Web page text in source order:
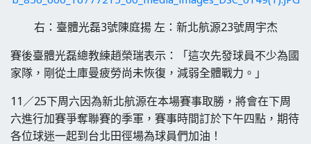
右：臺體光磊3號陳庭揚 左：新北航源23號周宇杰
賽後臺體光磊總教練趙榮瑞表示：「這次先發球員不少為國
家隊，剛從土庫曼疲勞尚未恢復，減弱全體戰力。」
11／25下周六因為新北航源在本場賽事取勝，將會在下周
六進行加賽爭奪聯賽的季軍，賽事時間訂於下午四點，期待
各位球迷一起到台北田徑場為球員們加油！